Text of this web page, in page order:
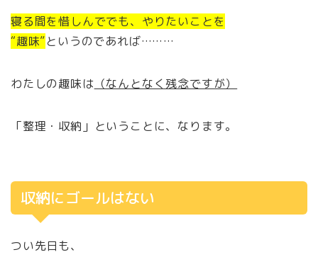
寝る間を惜しんででも、やりたいことを
“趣味”というのであれば………
わたしの趣味は （なんとなく残念ですが）
「整理・収納」ということに、なります。
収納にゴールはない
つい先日も、